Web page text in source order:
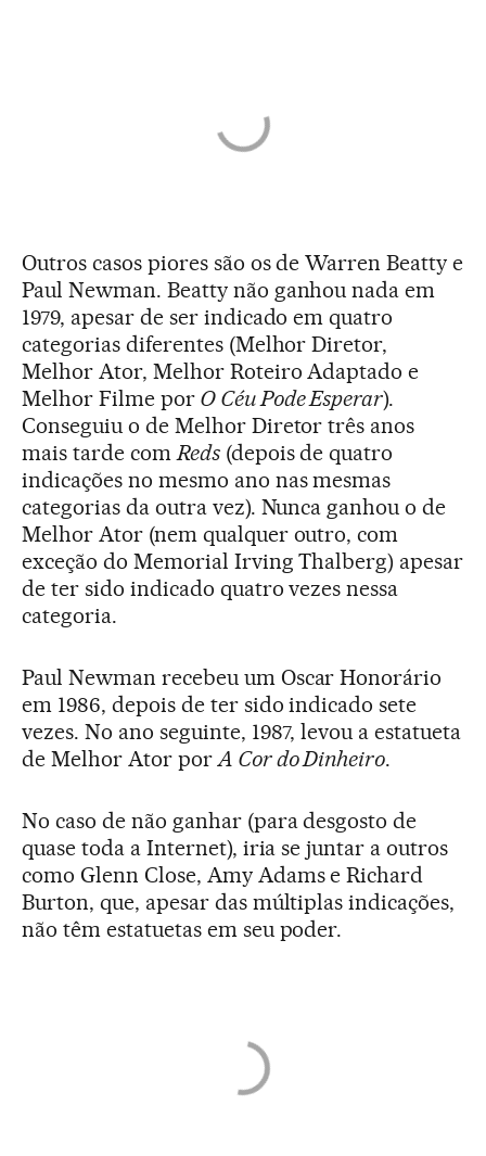
Outros casos piores são os de Warren Beatty e
Paul Newman. Beatty não ganhou nada em
1979, apesar de ser indicado em quatro
categorias diferentes (Melhor Diretor,
Melhor Ator, Melhor Roteiro Adaptado e
Melhor Filme porO Céu Pode Esperar).
Conseguiu o de Melhor Diretor três anos
mais tarde comReds(depois de quatro
indicações no mesmo ano nas mesmas
categorias da outra vez). Nunca ganhou o de
Melhor Ator (nem qualquer outro, com
exceção do Memorial Irving Thalberg) apesar
de ter sido indicado quatro vezes nessa
categoria.
Paul Newman recebeu um Oscar Honorário
em 1986, depois de ter sido indicado sete
vezes. No ano seguinte, 1987, levou a estatueta
de Melhor Ator porA Cor do Dinheiro.
No caso de não ganhar (para desgosto de
quase toda a Internet), iria se juntar a outros
como Glenn Close, Amy Adams e Richard
Burton, que, apesar das múltiplas indicações,
não têm estatuetas em seu poder.